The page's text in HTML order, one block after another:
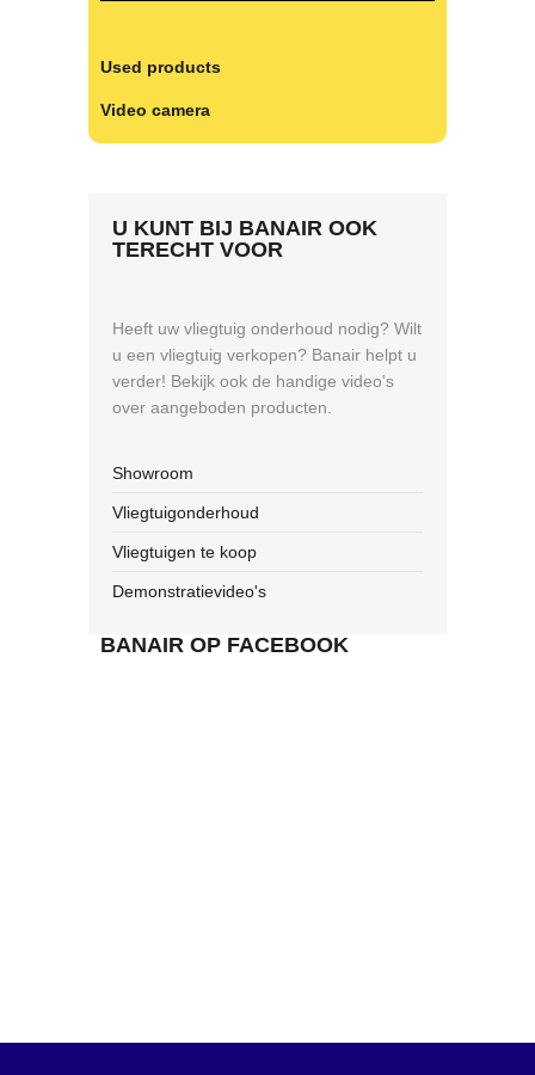
Used products
Video camera
U KUNT BIJ BANAIR OOK
TERECHT VOOR
Heeft uw vliegtuig onderhoud nodig? Wilt
u een vliegtuig verkopen? Banair helpt u
verder! Bekijk ook de handige video's
over aangeboden producten.
Showroom
Vliegtuigonderhoud
Vliegtuigen te koop
Demonstratievideo's
BANAIR OP FACEBOOK